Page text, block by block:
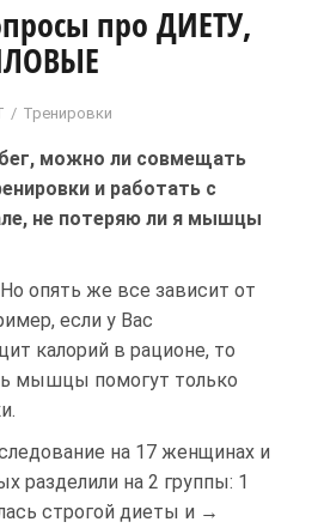
про ДИЕТУ,
Тренировки
можно ли совмещать
и работать с
не потеряю ли я мышцы
опять же все зависит от
если у Вас
калорий в рационе, то
мышцы помогут только
на 17 женщинах и
разделили на 2 группы: 1
строгой диеты и →